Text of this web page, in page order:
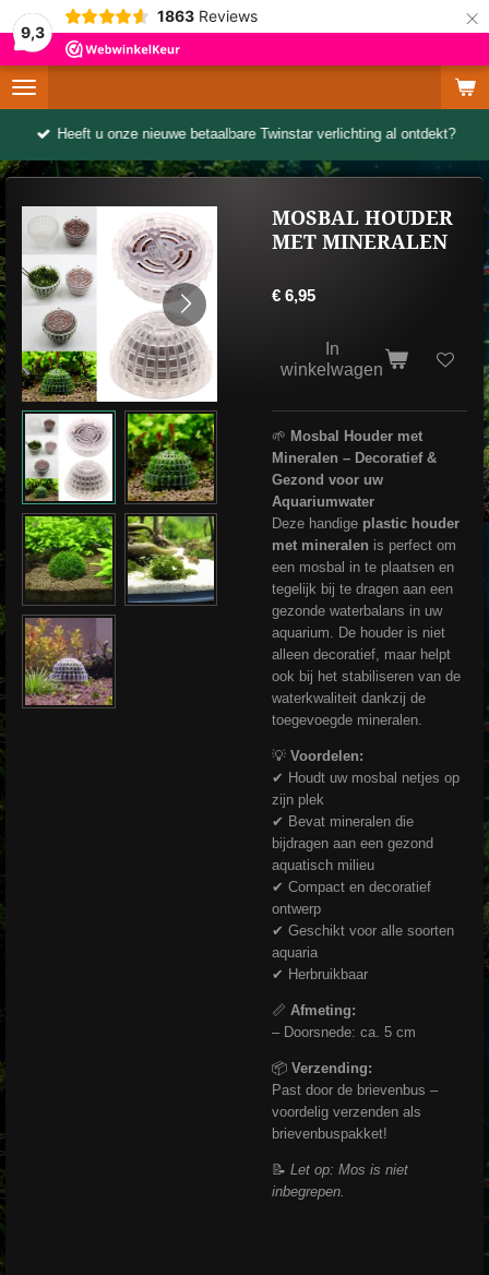
9,3
1863 Reviews ×
Heeft u onze nieuwe betaalbare Twinstar verlichting al ontdekt?
MOSBAL HOUDER
MET MINERALEN
€ 6,95
In
winkelwagen
🌱 Mosbal Houder met
Mineralen – Decoratief &
Gezond voor uw
Aquariumwater
Deze handige plastic houder
met mineralen is perfect om
een mosbal in te plaatsen en
tegelijk bij te dragen aan een
gezonde waterbalans in uw
aquarium. De houder is niet
alleen decoratief, maar helpt
ook bij het stabiliseren van de
waterkwaliteit dankzij de
toegevoegde mineralen.
💡 Voordelen:
✔ Houdt uw mosbal netjes op
zijn plek
✔ Bevat mineralen die
bijdragen aan een gezond
aquatisch milieu
✔ Compact en decoratief
ontwerp
✔ Geschikt voor alle soorten
aquaria
✔ Herbruikbaar
📏 Afmeting:
– Doorsnede: ca. 5 cm
📦 Verzending:
Past door de brievenbus –
voordelig verzenden als
brievenbuspakket!
📝 Let op: Mos is niet
inbegrepen.